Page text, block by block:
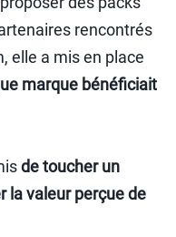
rencontrés
elle a mis en place
marque bénéficiait
de toucher un
la valeur perçue de